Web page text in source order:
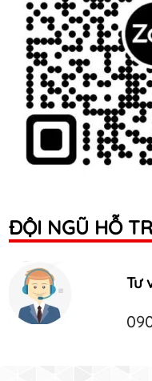
ĐỘI NGŨ HỖ
Tư